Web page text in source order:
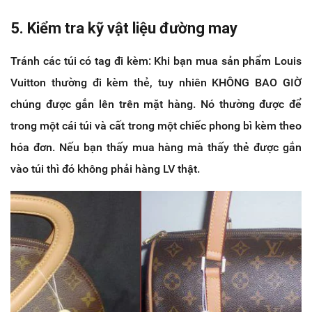
5. Kiểm tra kỹ vật liệu đường may
Tránh các túi có tag đi kèm: Khi bạn mua sản phẩm Louis
Vuitton thường đi kèm thẻ, tuy nhiên KHÔNG BAO GIỜ
chúng được gắn lên trên mặt hàng. Nó thường được để
trong một cái túi và cất trong một chiếc phong bì kèm theo
hóa đơn. Nếu bạn thấy mua hàng mà thấy thẻ được gắn
vào túi thì đó không phải hàng LV thật.